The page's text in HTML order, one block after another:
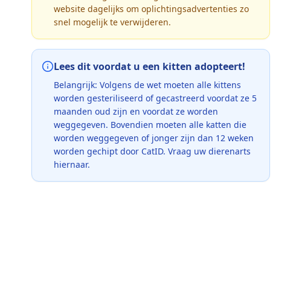
website dagelijks om oplichtingsadvertenties zo
snel mogelijk te verwijderen.
Lees dit voordat u een kitten adopteert!
Belangrijk: Volgens de wet moeten alle kittens
worden gesteriliseerd of gecastreerd voordat ze 5
maanden oud zijn en voordat ze worden
weggegeven. Bovendien moeten alle katten die
worden weggegeven of jonger zijn dan 12 weken
worden gechipt door CatID. Vraag uw dierenarts
hiernaar.